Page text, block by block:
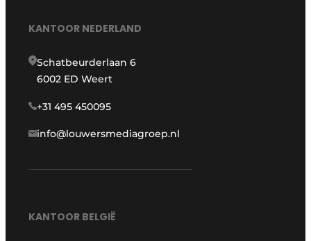
KANTOOR NEDERLAND
Schatbeurderlaan 6
6002 ED Weert
+31 495 450095
info@louwersmediagroep.nl
KANTOOR BELGIË